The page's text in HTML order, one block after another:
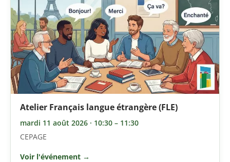
Atelier Français langue étrangère (FLE)
mardi 11 août 2026 · 10:30 – 11:30
CEPAGE
Voir l'événement →